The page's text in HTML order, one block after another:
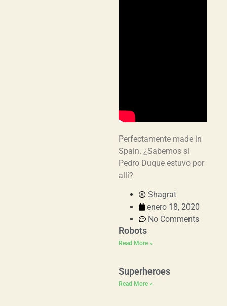
Perfectamente made in
Spain. ¿Sabemos si
Pedro Duque estuvo por
allí?
Shagrat
enero 18, 2020
No Comments
Robots
Read More »
Superheroes
Read More »